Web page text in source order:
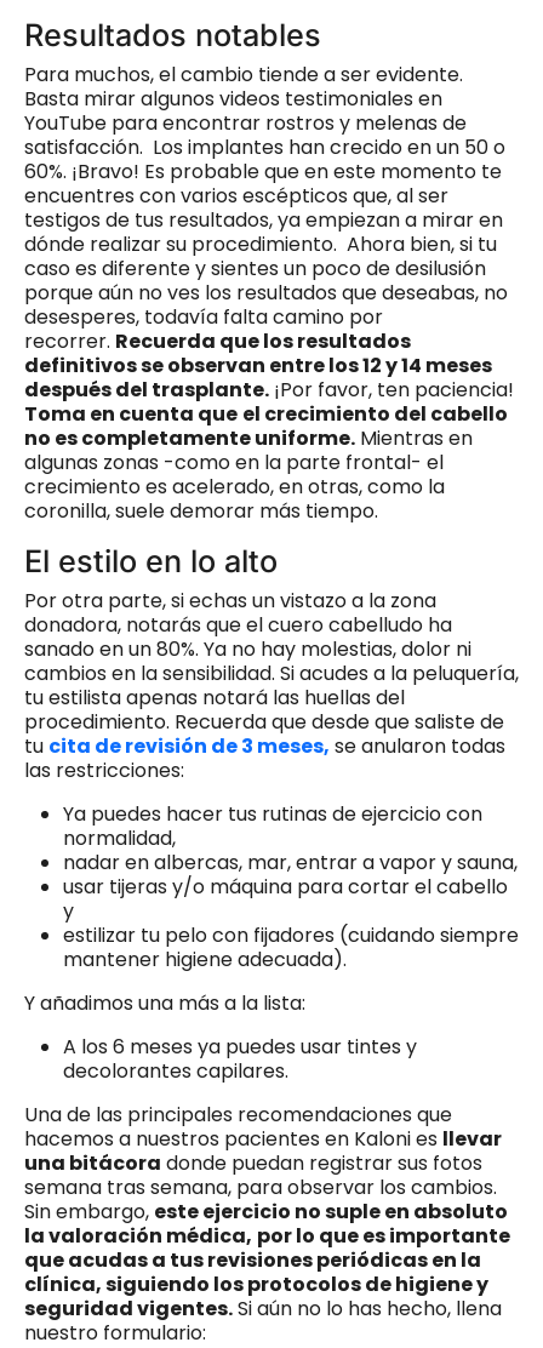
Resultados notables
Para muchos, el cambio tiende a ser evidente.
Basta mirar algunos videos testimoniales en
YouTube para encontrar rostros y melenas de
satisfacción. Los implantes han crecido en un 50 o
60%. ¡Bravo! Es probable que en este momento te
encuentres con varios escépticos que, al ser
testigos de tus resultados, ya empiezan a mirar en
dónde realizar su procedimiento. Ahora bien, si tu
caso es diferente y sientes un poco de desilusión
porque aún no ves los resultados que deseabas, no
desesperes, todavía falta camino por
recorrer. Recuerda que los resultados
definitivos se observan entre los 12 y 14 meses
después del trasplante. ¡Por favor, ten paciencia!
Toma en cuenta que el crecimiento del cabello
no es completamente uniforme. Mientras en
algunas zonas -como en la parte frontal- el
crecimiento es acelerado, en otras, como la
coronilla, suele demorar más tiempo.
El estilo en lo alto
Por otra parte, si echas un vistazo a la zona
donadora, notarás que el cuero cabelludo ha
sanado en un 80%. Ya no hay molestias, dolor ni
cambios en la sensibilidad. Si acudes a la peluquería,
tu estilista apenas notará las huellas del
procedimiento. Recuerda que desde que saliste de
tu cita de revisión de 3 meses, se anularon todas
las restricciones:
Ya puedes hacer tus rutinas de ejercicio con
normalidad,
nadar en albercas, mar, entrar a vapor y sauna,
usar tijeras y/o máquina para cortar el cabello
y
estilizar tu pelo con fijadores (cuidando siempre
mantener higiene adecuada).
Y añadimos una más a la lista:
A los 6 meses ya puedes usar tintes y
decolorantes capilares.
Una de las principales recomendaciones que
hacemos a nuestros pacientes en Kaloni es llevar
una bitácora donde puedan registrar sus fotos
semana tras semana, para observar los cambios.
Sin embargo, este ejercicio no suple en absoluto
la valoración médica, por lo que es importante
que acudas a tus revisiones periódicas en la
clínica, siguiendo los protocolos de higiene y
seguridad vigentes.Si aún no lo has hecho, llena
nuestro formulario: